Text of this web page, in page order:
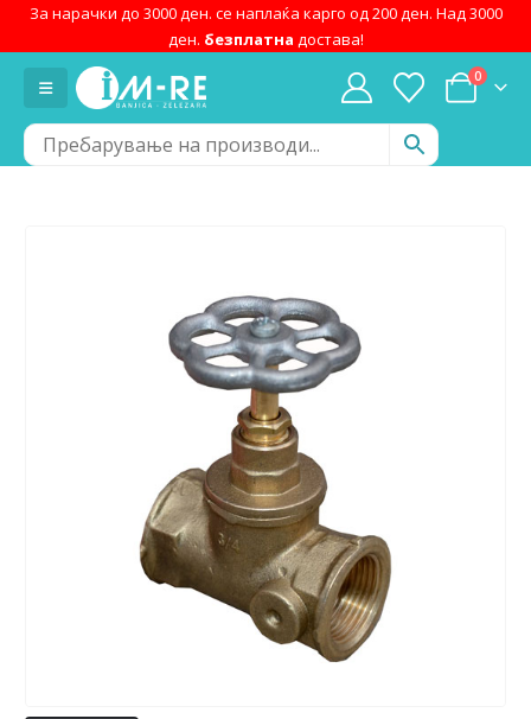
За нарачки до 3000 ден. се наплаќа карго од 200 ден. Над 3000
ден. безплатна достава!
0